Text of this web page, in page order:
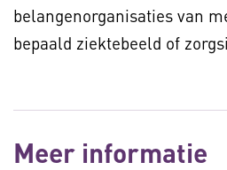
belangenorganisaties van
bepaald ziektebeeld of
Meer informatie